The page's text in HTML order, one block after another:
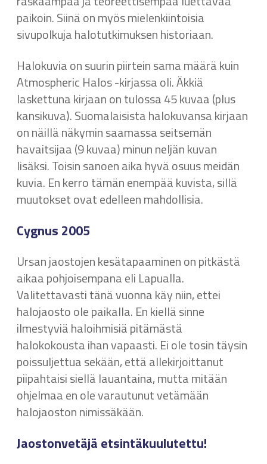
paikoin. Siinä on myös mielenkiintoisia
sivupolkuja halotutkimuksen historiaan.
Halokuvia on suurin piirtein sama määrä kuin
Atmospheric Halos -kirjassa oli. Äkkiä
laskettuna kirjaan on tulossa 45 kuvaa (plus
kansikuva). Suomalaisista halokuvansa kirjaan
on näillä näkymin saamassa seitsemän
havaitsijaa (9 kuvaa) minun neljän kuvan
lisäksi. Toisin sanoen aika hyvä osuus meidän
kuvia. En kerro tämän enempää kuvista, sillä
muutokset ovat edelleen mahdollisia.
Cygnus 2005
Ursan jaostojen kesätapaaminen on pitkästä
aikaa pohjoisempana eli Lapualla.
Valitettavasti tänä vuonna käy niin, ettei
halojaosto ole paikalla. En kiellä sinne
ilmestyviä haloihmisiä pitämästä
halokokousta ihan vapaasti. Ei ole tosin täysin
poissuljettua sekään, että allekirjoittanut
piipahtaisi siellä lauantaina, mutta mitään
ohjelmaa en ole varautunut vetämään
halojaoston nimissäkään.
Jaostonvetäjä etsintäkuulutettu!